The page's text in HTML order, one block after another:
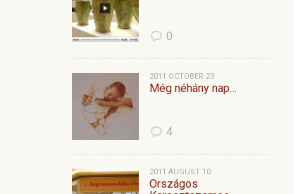
0
2011 OCTOBER 23
Még néhány nap…
4
2011 AUGUST 10
Országos